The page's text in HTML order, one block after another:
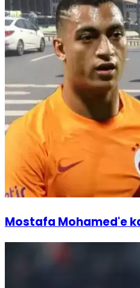
Mostafa Mohamed'e